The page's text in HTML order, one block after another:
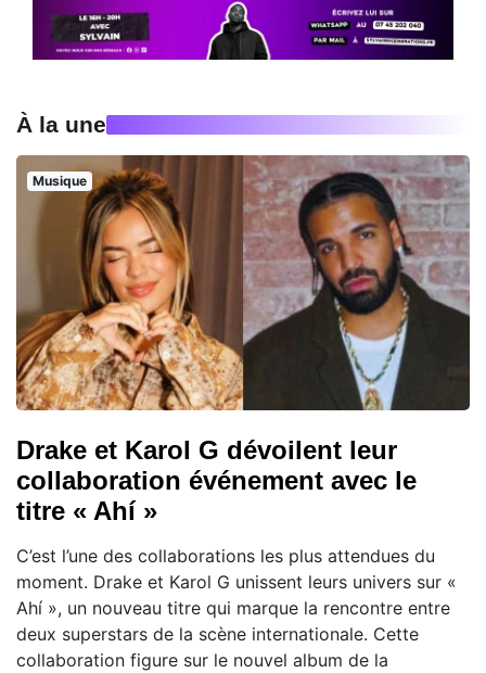
À la une
Musique
Drake et Karol G dévoilent leur
collaboration événement avec le
titre « Ahí »
C’est l’une des collaborations les plus attendues du
moment. Drake et Karol G unissent leurs univers sur «
Ahí », un nouveau titre qui marque la rencontre entre
deux superstars de la scène internationale. Cette
collaboration figure sur le nouvel album de la